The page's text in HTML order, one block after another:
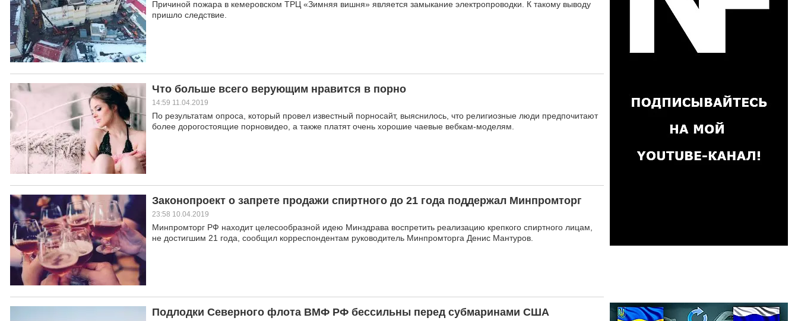
Причиной пожара в кемеровском ТРЦ «Зимняя вишня» является замыкание электропроводки. К такому выводу
пришло следствие.
Что больше всего верующим нравится в порно
14:59 11.04.2019
По результатам опроса, который провел известный порносайт, выяснилось, что религиозные люди предпочитают
более дорогостоящие порновидео, а также платят очень хорошие чаевые вебкам-моделям.
Законопроект о запрете продажи спиртного до 21 года поддержал Минпромторг
23:58 10.04.2019
Минпромторг РФ находит целесообразной идею Минздрава воспретить реализацию крепкого спиртного лицам,
не достигшим 21 года, сообщил корреспондентам руководитель Минпромторга Денис Мантуров.
Подлодки Северного флота ВМФ РФ бессильны перед субмаринами США